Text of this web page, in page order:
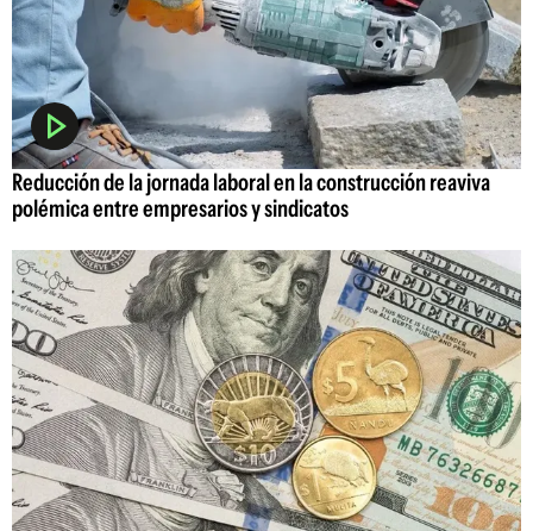
Reducción de la jornada laboral en la construcción reaviva
polémica entre empresarios y sindicatos